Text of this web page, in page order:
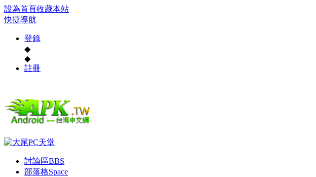
設為首頁收藏本站
快捷導航
登錄
◆
◆
註冊
討論區BBS
部落格Space